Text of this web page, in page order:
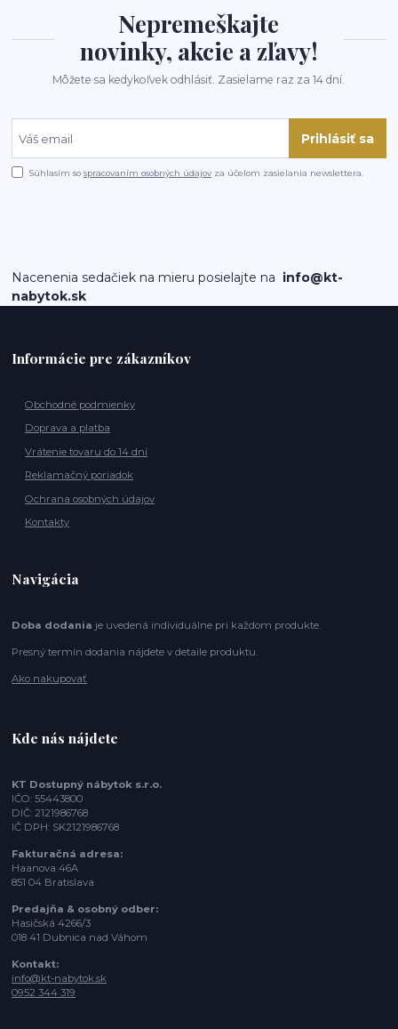
Nepremeškajte
novinky, akcie a zľavy!
Môžete sa kedykoľvek odhlásiť. Zasielame raz za 14 dní.
Prihlásiť sa
Súhlasím sospracovaním osobných údajov za účelom zasielania newslettera.
Nacenenia sedačiek na mieru posielajte na info@kt-
nabytok.sk
Informácie pre zákazníkov
Obchodné podmienky
Doprava a platba
Vrátenie tovaru do 14 dní
Reklamačný poriadok
Ochrana osobných údajov
Kontakty
Navigácia
Doba dodania je uvedená individuálne pri každom produkte.
Presný termín dodania nájdete v detaile produktu.
Ako nakupovať
Kde nás nájdete
KT Dostupný nábytok s.r.o.
IČO: 55443800
DIČ: 2121986768
IČ DPH: SK2121986768
Fakturačná adresa:
Haanova 46A
851 04 Bratislava
Predajňa & osobný odber:
Hasičská 4266/3
018 41 Dubnica nad Váhom
Kontakt:
info@kt-nabytok.sk
0952 344 319